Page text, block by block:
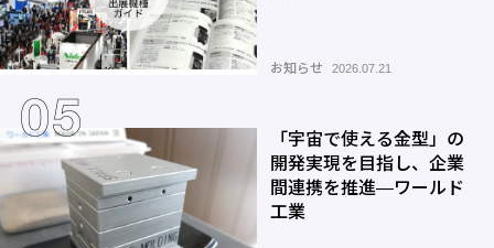
お知らせ 2026.07.21
「宇宙で使える金型」の
開発実現を目指し、企業
間連携を推進―ワールド
工業